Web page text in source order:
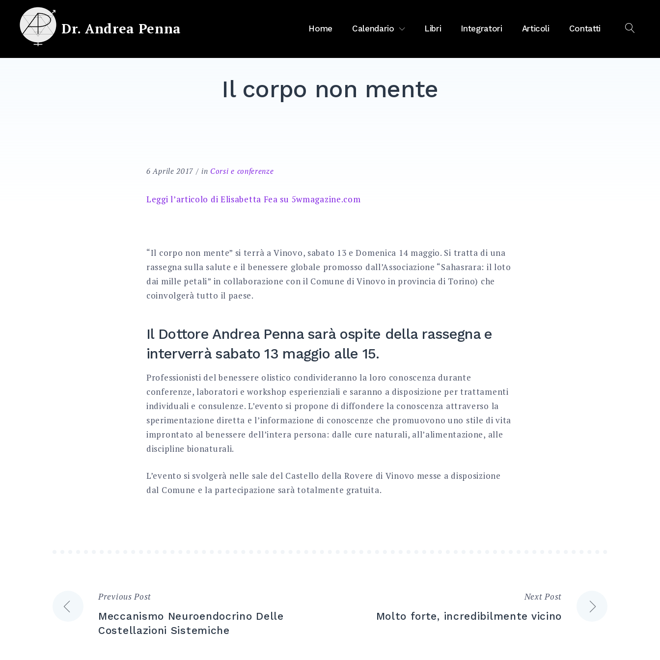
content
Dr. Andrea Penna Home Calendario Libri Integratori Articoli Contatti
Il corpo non mente
6 Aprile 2017 in Corsi e conferenze
Leggi l’articolo di Elisabetta Fea su 5wmagazine.com
“Il corpo non mente” si terrà a Vinovo, sabato 13 e Domenica 14 maggio. Si tratta di una
rassegna sulla salute e il benessere globale promosso dall’Associazione “Sahasrara: il loto
dai mille petali” in collaborazione con il Comune di Vinovo in provincia di Torino) che
coinvolgerà tutto il paese.
Il Dottore Andrea Penna sarà ospite della rassegna e
interverrà sabato 13 maggio alle 15.
Professionisti del benessere olistico condivideranno la loro conoscenza durante
conferenze, laboratori e workshop esperienziali e saranno a disposizione per trattamenti
individuali e consulenze. L’evento si propone di diffondere la conoscenza attraverso la
sperimentazione diretta e l’informazione di conoscenze che promuovono uno stile di vita
improntato al benessere dell’intera persona: dalle cure naturali, all’alimentazione, alle
discipline bionaturali.
L’evento si svolgerà nelle sale del Castello della Rovere di Vinovo messe a disposizione
dal Comune e la partecipazione sarà totalmente gratuita.
Navigazione
articoli
Previous Post
Meccanismo Neuroendocrino Delle
Costellazioni Sistemiche
Next Post
Molto forte, incredibilmente vicino